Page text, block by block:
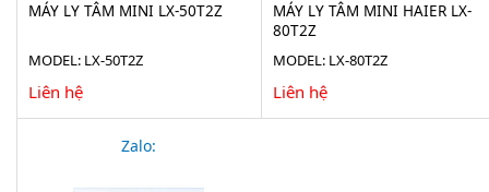
MÁY LY TÂM MINI LX-50T2Z
MODEL: LX-50T2Z
Liên hệ
MÁY LY TÂM MINI HAIER LX-
80T2Z
MODEL: LX-80T2Z
Liên hệ
Zalo: